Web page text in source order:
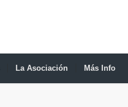
La Asociación Más Info